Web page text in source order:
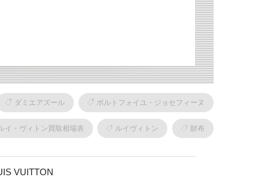
ダミエアズール ポルトフォイユ・ジョセフィーヌ
イ・ヴィトン買取相場表 ルイヴィトン 財布
VUITTON